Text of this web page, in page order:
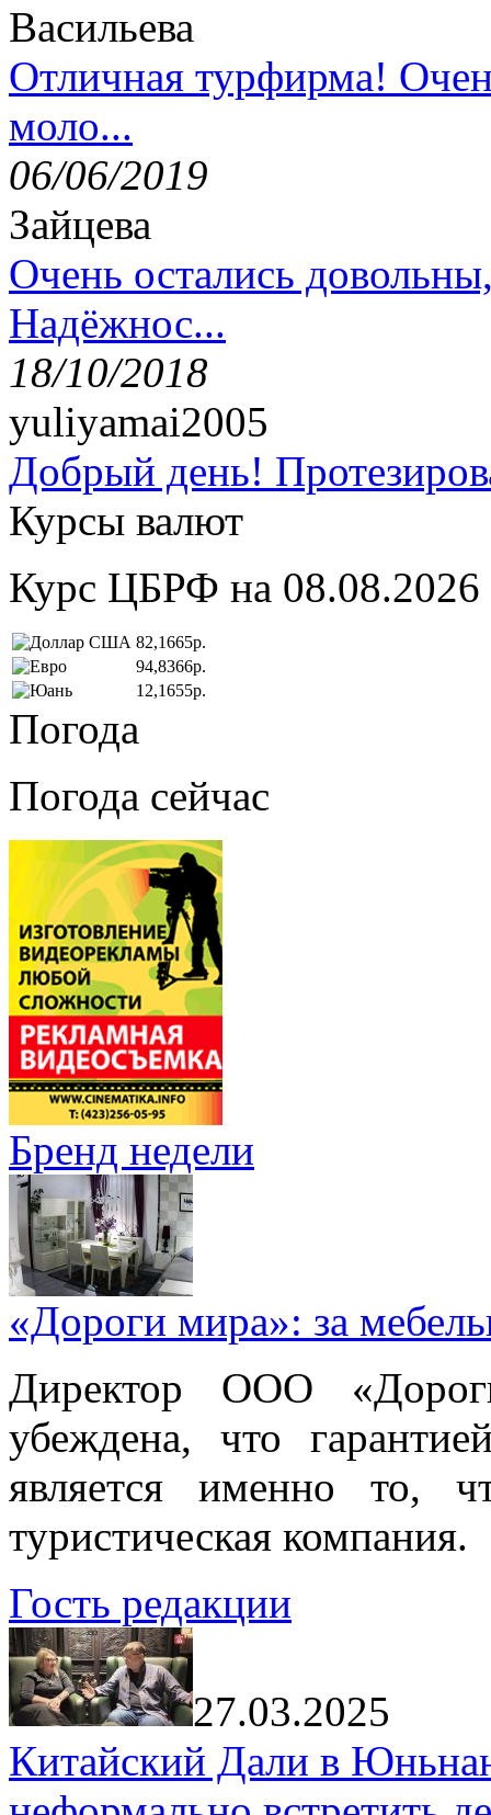
Васильева
Отличная турфирма!
моло...
06/06/2019
Зайцева
Очень остались
Надёжнос...
18/10/2018
yuliyamai2005
Добрый день!
Курсы валют
Курс ЦБРФ на 08.08.2026
82,1665р.
94,8366р.
12,1655р.
Погода
Погода сейчас
Бренд недели
«Дороги мира»: за
Директор ООО
убеждена, что
является именно то,
туристическая компания.
Гость редакции
27.03.2025
Китайский Дали в